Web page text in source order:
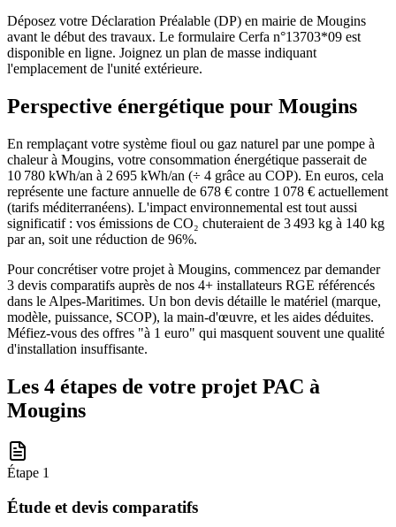
Déposez votre Déclaration Préalable (DP) en mairie de Mougins
avant le début des travaux. Le formulaire Cerfa n°13703*09 est
disponible en ligne. Joignez un plan de masse indiquant
l'emplacement de l'unité extérieure.
Perspective énergétique pour Mougins
En remplaçant votre système fioul ou gaz naturel par une pompe à
chaleur à Mougins, votre consommation énergétique passerait de
10 780 kWh/an à 2 695 kWh/an (÷ 4 grâce au COP). En euros, cela
représente une facture annuelle de 678 € contre 1 078 € actuellement
(tarifs méditerranéens). L'impact environnemental est tout aussi
significatif : vos émissions de CO₂ chuteraient de 3 493 kg à 140 kg
par an, soit une réduction de 96%.
Pour concrétiser votre projet à Mougins, commencez par demander
3 devis comparatifs auprès de nos 4+ installateurs RGE référencés
dans le Alpes-Maritimes. Un bon devis détaille le matériel (marque,
modèle, puissance, SCOP), la main-d'œuvre, et les aides déduites.
Méfiez-vous des offres "à 1 euro" qui masquent souvent une qualité
d'installation insuffisante.
Les 4 étapes de votre projet PAC à
Mougins
Étape 1
Étude et devis comparatifs